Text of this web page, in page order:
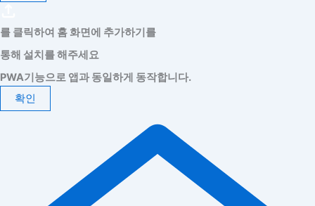
를 클릭하여 홈 화면에 추가하기를
통해 설치를 해주세요
PWA기능으로 앱과 동일하게 동작합니다.
확인